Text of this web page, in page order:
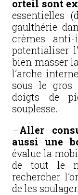
orteil sont
essentielles
gaulthérie
crèmes
potentialiser
bien masser
l’arche
sous le
doigts de
souplesse.
–Aller
aussi une
évalue la
de tout le
rechercher
de les soulager.